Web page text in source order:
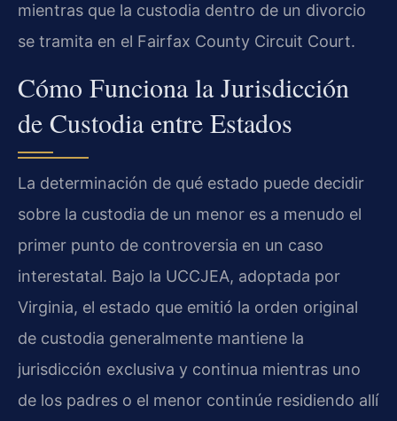
mientras que la custodia dentro de un divorcio
se tramita en el Fairfax County Circuit Court.
Cómo Funciona la Jurisdicción
de Custodia entre Estados
La determinación de qué estado puede decidir
sobre la custodia de un menor es a menudo el
primer punto de controversia en un caso
interestatal. Bajo la UCCJEA, adoptada por
Virginia, el estado que emitió la orden original
de custodia generalmente mantiene la
jurisdicción exclusiva y continua mientras uno
de los padres o el menor continúe residiendo allí